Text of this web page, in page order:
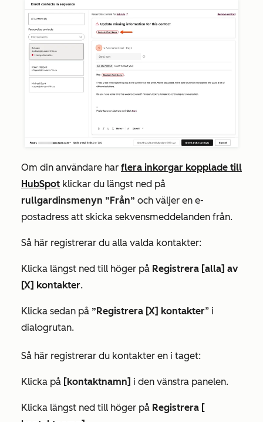
Om din användare har flera inkorgar kopplade till
HubSpot klickar du längst ned på
rullgardinsmenyn ”Från” och väljer en e-
postadress att skicka sekvensmeddelanden från.
Så här registrerar du alla valda kontakter:
Klicka längst ned till höger på Registrera [alla] av
[X] kontakter.
Klicka sedan på ”Registrera [X] kontakter” i
dialogrutan.
Så här registrerar du kontakter en i taget:
Klicka på [kontaktnamn] i den vänstra panelen.
Klicka längst ned till höger på Registrera [